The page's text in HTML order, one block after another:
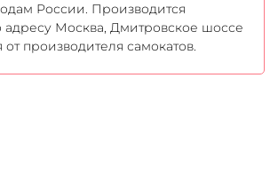
России. Производится
адресу Москва, Дмитровское шоссе
от производителя самокатов.